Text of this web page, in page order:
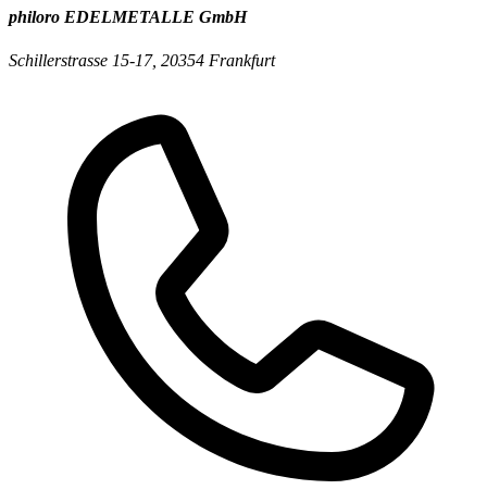
philoro EDELMETALLE GmbH
Schillerstrasse 15-17, 20354 Frankfurt